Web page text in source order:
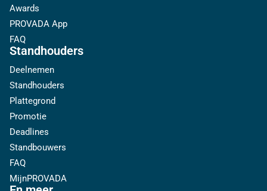
Awards
PROVADA App
FAQ
Standhouders
Deelnemen
Standhouders
Plattegrond
Promotie
Deadlines
Standbouwers
FAQ
MijnPROVADA